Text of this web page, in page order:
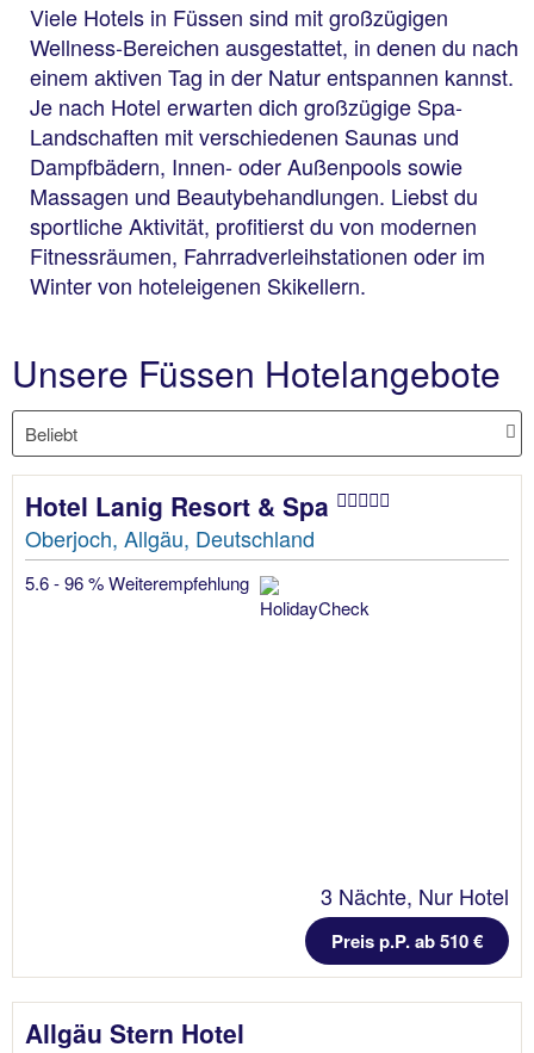
Viele Hotels in Füssen sind mit großzügigen
Wellness-Bereichen ausgestattet, in denen du nach
einem aktiven Tag in der Natur entspannen kannst.
Je nach Hotel erwarten dich großzügige Spa-
Landschaften mit verschiedenen Saunas und
Dampfbädern, Innen- oder Außenpools sowie
Massagen und Beautybehandlungen. Liebst du
sportliche Aktivität, profitierst du von modernen
Fitnessräumen, Fahrradverleihstationen oder im
Winter von hoteleigenen Skikellern.
Unsere Füssen Hotelangebote
Hotel Lanig Resort & Spa
Oberjoch, Allgäu, Deutschland
5.6 - 96 % Weiterempfehlung
3 Nächte, Nur Hotel
Preis p.P. ab 510 €
Allgäu Stern Hotel